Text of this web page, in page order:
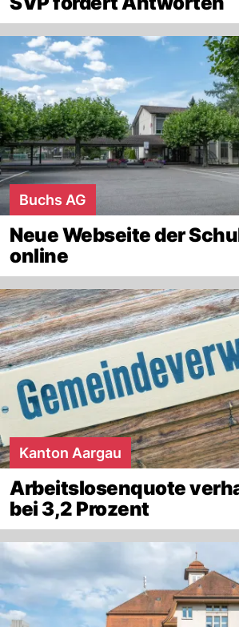
Buchs AG
Neue Webseite der
online
Kanton Aargau
Arbeitslosenquote
bei 3,2 Prozent